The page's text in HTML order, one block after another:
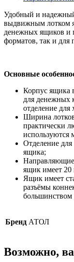
Удобный и
выдвижным лотком
денежных ящиков и
форматов, так и для
Основные
Корпус ящика
для денежных
отделение для
Ширина
практически
используются
Отделение
ящика;
Направляющие
ящик имеет
Ящик имеет
разъёмы
Бренд АТОЛ
Возможно,